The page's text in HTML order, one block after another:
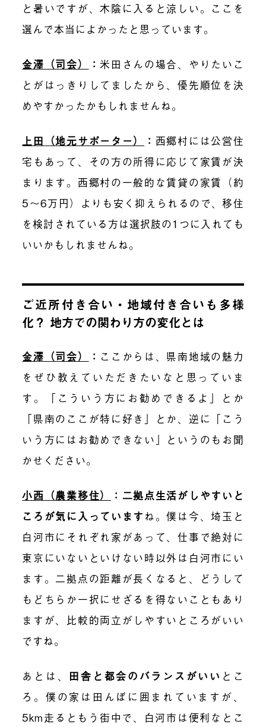
と暑いですが、木陰に入ると涼しい。ここを
選んで本当によかったと思っています。
金澤（司会） ：米田さんの場合、やりたいこ
とがはっきりしてましたから、優先順位を決
め やすかったかもしれませんね。
上田（地元サポーター） ： 西郷村には公営住
宅もあって、その方の所得に応じて家賃が決
まります。西郷村の一般的な賃貸の家賃（約
5〜6万円）よりも安く抑えられ る ので、 移住
を検討されている方は選択肢の1つ に入れても
いいかもしれませんね。
ご近所付き合い・地域付き合いも多様
化？ 地方での関わり方の変化とは
金澤（司会） ： ここからは、県南地域の魅力
をぜひ教えていただきたいなと思っていま
す。「こういう方にお勧めできるよ」とか
「県南のここが特に好き」とか、逆に「こう
いう方にはお勧めできない」というのもお聞
かせください。
小西（農業移住）
：二拠点生活がしやすいと
ころが気に入っています ね。僕は今、埼玉と
白河市にそれぞれ家があって、仕事で絶対に
東京にいないといけない時以外は 白河市にい
ます 。二拠点の距離が長くなると、どうして
もどちらか一択にせざるを得ないこともあり
ますが、比較的両立がしやすいところがいい
ですね。
あとは、 田舎と都会のバランスがいい とこ
ろ。僕の家は 田んぼ に囲まれていますが、
5km走るともう街中で、白河市は便利なとこ